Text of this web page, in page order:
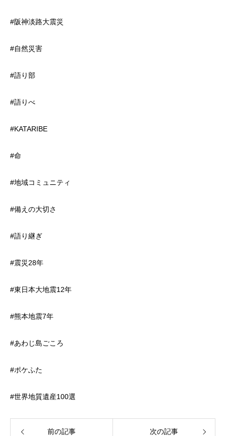
#阪神淡路大震災
#自然災害
#語り部
#語りべ
#KATARIBE
#命
#地域コミュニティ
#備えの大切さ
#語り継ぎ
#震災28年
#東日本大地震12年
#熊本地震7年
#あわじ島ごころ
#ポケふた
#世界地質遺産100選
前の記事 次の記事